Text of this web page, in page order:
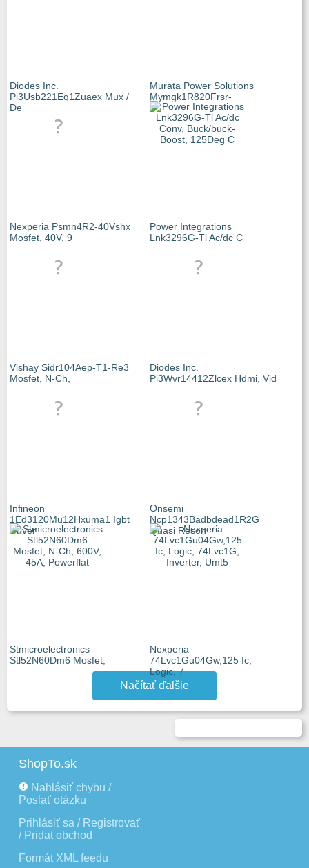
Diodes Inc.
Pi3Usb221Eq1Zuaex Mux /
De
Murata Power Solutions
Mymgk1R820Frsr-
Nexperia Psmn4R2-40Vshx
Mosfet, 40V, 9
Power Integrations
Lnk3296G-Tl Ac/dc C
Vishay Sidr104Aep-T1-Re3
Mosfet, N-Ch,
Diodes Inc.
Pi3Wvr14412Zlcex Hdmi, Vid
Infineon
1Ed3120Mu12Hxuma1 Igbt
Driver
Onsemi
Ncp1343Badbdead1R2G
Quasi Reson
Stmicroelectronics
Stl52N60Dm6 Mosfet,
Nexperia
74Lvc1Gu04Gw,125 Ic,
Logic, 7
Načítať ďalšie
ShopTo.sk
Nahlásiť chybu /
Poslať otázku
Prihlásiť sa / Registrovať
/ Pridat obchod
Formát XML feedu